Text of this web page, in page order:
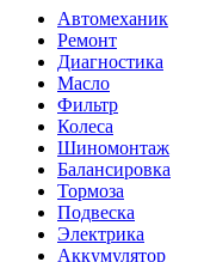
Автомеханик
Ремонт
Диагностика
Масло
Фильтр
Колеса
Шиномонтаж
Балансировка
Тормоза
Подвеска
Электрика
Аккумулятор